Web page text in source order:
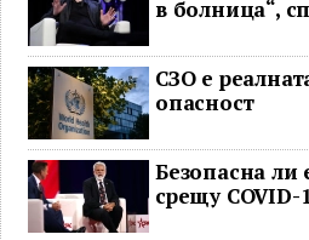
в болница“,
СЗО е
опасност
Безопасна ли
срещу COVID-